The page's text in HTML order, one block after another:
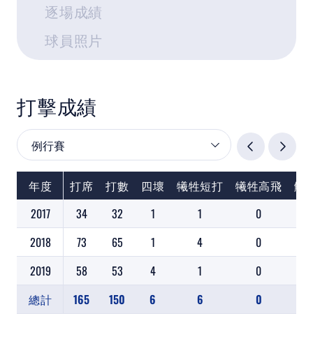
LINK
中華民國大專院校體育總會
逐場成績
球員照片
打擊成績
年度 打席 打數 四壞 犧牲短打 犧牲高飛
觸
2017
34 32 1 1 0
2018
73 65 1 4 0
2019
58 53 4 1 0
總計
165 150 6 6 0